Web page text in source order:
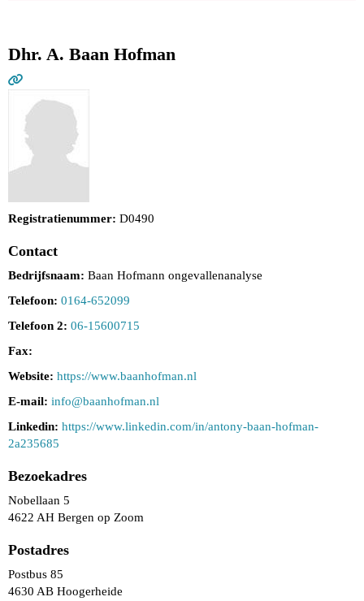
Dhr. A. Baan Hofman
Registratienummer: D0490
Contact
Bedrijfsnaam: Baan Hofmann ongevallenanalyse
Telefoon: 0164-652099
Telefoon 2: 06-15600715
Fax:
Website: https://www.baanhofman.nl
E-mail: info@baanhofman.nl
Linkedin: https://www.linkedin.com/in/antony-baan-hofman-
2a235685
Bezoekadres
Nobellaan 5
4622 AH Bergen op Zoom
Postadres
Postbus 85
4630 AB Hoogerheide